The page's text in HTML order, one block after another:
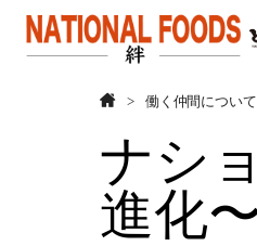
働く仲間について
ナシ
進化